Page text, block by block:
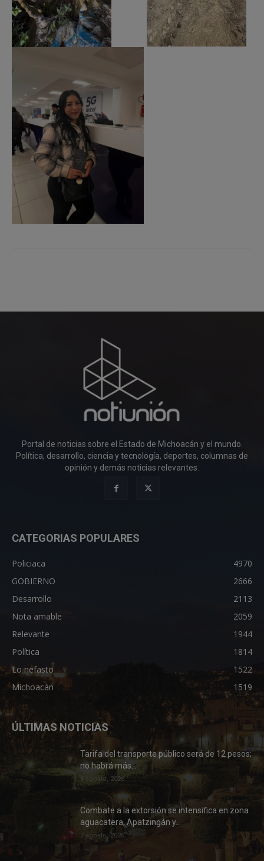
Portal de noticias sobre el Estado de Michoacán y el mundo.
Política, desarrollo, ciencia y tecnología, deportes, columnas de
opinión y demás noticias relevantes.
CATEGORIAS POPULARES
Policiaca
4970
GOBIERNO
2666
Desarrollo
2113
Nota amable
2059
Relevante
1944
Política
1814
Lo nefasto
1522
Michoacán
1519
ÚLTIMAS NOTICIAS
Tarifa del transporte público será de 12 pesos;
no habrá más...
8 agosto, 2026
Combate a la extorsión se intensifica en zona
aguacatera, Apatzingán y...
7 agosto, 2026